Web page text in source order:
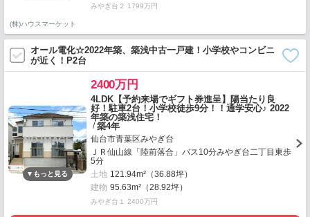
みやぎ台２ 1799万円
(株)ハウスマーケット
オール電化☆2022年築、築浅中古一戸建！小学校やコンビニ
が近く！P2台
2400万円
4LDK【予約来場でギフト券進呈】陽当たり良
好！駐車2台！小学校徒歩9分！！通学安心♪ 2022
年築の築浅住宅！
/築4年
仙台市青葉区みやぎ台
ＪＲ仙山線「陸前落合」バス10分みやぎ台二丁目東歩
5分
土地 121.94m²（36.88坪）
建物 95.63m²（28.92坪）
みやぎ台１ 2400万円